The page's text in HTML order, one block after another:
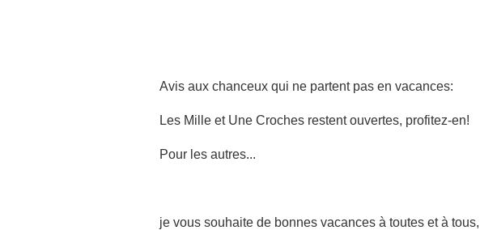
Avis aux chanceux qui ne partent pas en vacances:
Les Mille et Une Croches restent ouvertes, profitez-en!
Pour les autres...
je vous souhaite de bonnes vacances à toutes et à tous,